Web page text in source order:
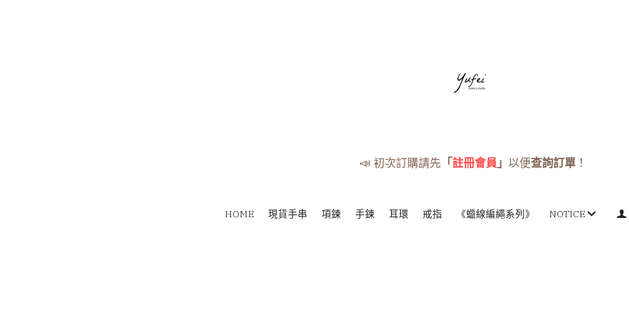
📣 初次訂購請先「註冊會員 」 以便查詢訂單！
HOME 現貨手串 項鍊 手鍊 耳環 戒指 《蠟線編繩系列》 NOTICE